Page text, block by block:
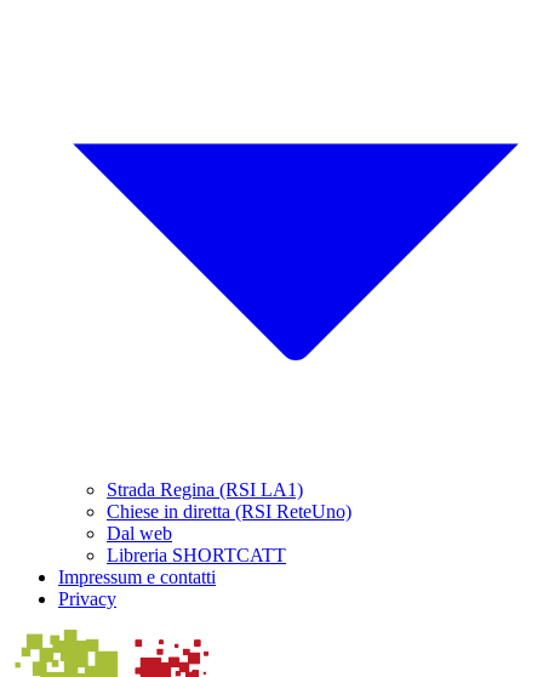
Strada Regina (RSI LA1)
Chiese in diretta (RSI ReteUno)
Dal web
Libreria SHORTCATT
Impressum e contatti
Privacy